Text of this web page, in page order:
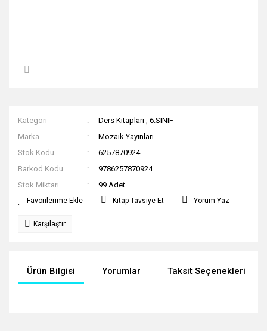
Kategori Ders Kitapları ,6.SINIF
Marka
Mozaik Yayınları
Stok Kodu
6257870924
Barkod Kodu
9786257870924
Stok Miktarı
99 Adet
Kitap Tavsiye Et Yorum Yaz
Karşılaştır
Ürün Bilgisi Yorumlar Taksit Seçenekleri